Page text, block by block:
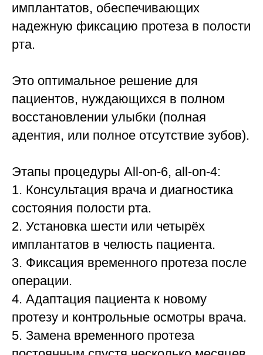
имплантатов, обеспечивающих
надежную фиксацию протеза в полости
рта.
Это оптимальное решение для
пациентов, нуждающихся в полном
восстановлении улыбки (полная
адентия, или полное отсутствие зубов).
Этапы процедуры All-on-6, all-on-4:
1. Консультация врача и диагностика
состояния полости рта.
2. Установка шести или четырёх
имплантатов в челюсть пациента.
3. Фиксация временного протеза после
операции.
4. Адаптация пациента к новому
протезу и контрольные осмотры врача.
5. Замена временного протеза